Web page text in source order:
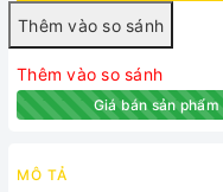
Thêm vào so sánh
Giá bán sản
MÔ TẢ